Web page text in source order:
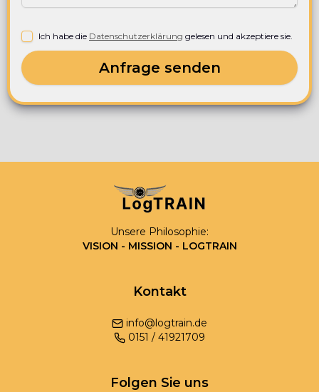
Ich habe die Datenschutzerklärung gelesen und akzeptiere sie.
Anfrage senden
Unsere Philosophie:
VISION - MISSION - LOGTRAIN
Kontakt
info@logtrain.de
0151 / 41921709
Folgen Sie uns